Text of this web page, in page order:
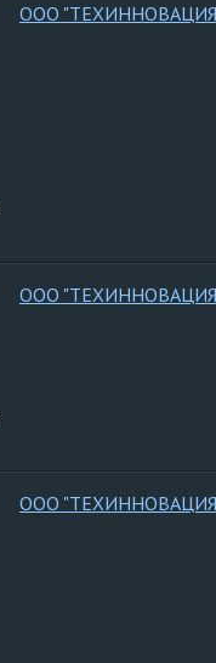
ООО
ООО
ООО